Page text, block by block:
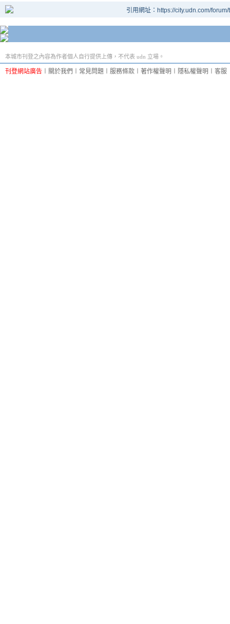
引用網址：https://city.udn.com/
本城市刊登之內容為作者個人自行提供上傳，不代表 udn 立場。
刊登網站廣告 關於我們 常見問題 服務條款 著作權聲明 隱私權聲明 客服